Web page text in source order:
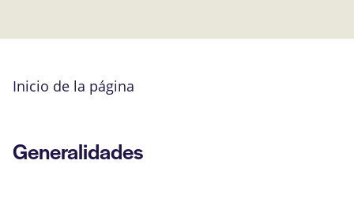
Inicio de la página
Generalidades